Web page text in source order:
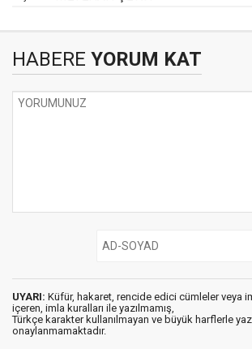
HABERE YORUM KAT
UYARI: Küfür, hakaret, rencide edici cümleler veya
içeren, imla kuralları ile yazılmamış,
Türkçe karakter kullanılmayan ve büyük harflerle
onaylanmamaktadır.